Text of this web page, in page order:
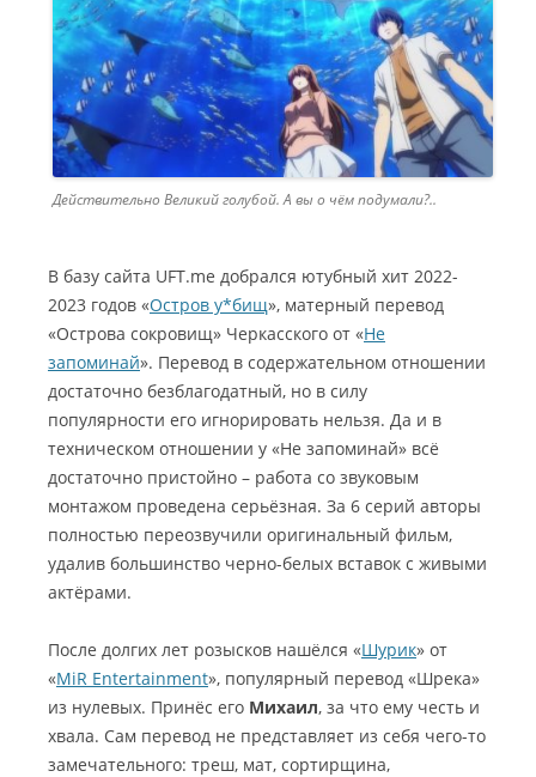
Действительно Великий голубой. А вы о чём подумали?..
В базу сайта UFT.me добрался ютубный хит 2022-
2023 годов «Остров у*бищ», матерный перевод
«Острова сокровищ» Черкасского от «Не
запоминай». Перевод в содержательном отношении
достаточно безблагодатный, но в силу
популярности его игнорировать нельзя. Да и в
техническом отношении у «Не запоминай» всё
достаточно пристойно – работа со звуковым
монтажом проведена серьёзная. За 6 серий авторы
полностью переозвучили оригинальный фильм,
удалив большинство черно-белых вставок с живыми
актёрами.
После долгих лет розысков нашёлся «Шурик» от
«MiR Entertainment», популярный перевод «Шрека»
из нулевых. Принёс его Михаил, за что ему честь и
хвала. Сам перевод не представляет из себя чего-то
замечательного: треш, мат, сортирщина,